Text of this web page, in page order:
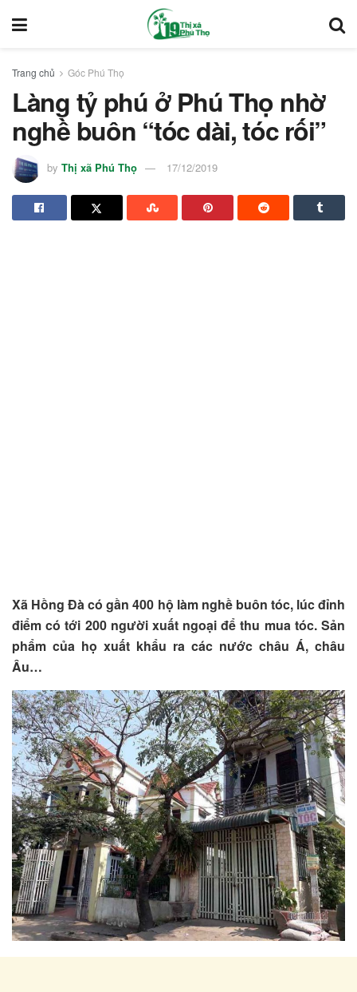
Trang chủ Góc Phú Thọ
Làng tỷ phú ở Phú Thọ nhờ
nghề buôn “tóc dài, tóc rối”
by Thị xã Phú Thọ 17/12/2019
Xã Hồng Đà có gần 400 hộ làm nghề buôn tóc, lúc đỉnh
điểm có tới 200 người xuất ngoại để thu mua tóc. Sản
phẩm của họ xuất khẩu ra các nước châu Á, châu
Âu…